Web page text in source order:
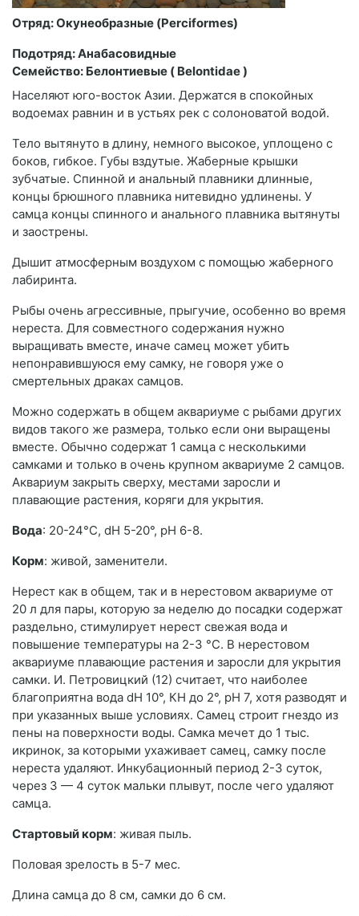
Отряд: Окунеобразные (Perciformes)
Подотряд: Анабасовидные
Семейство: Белонтиевые ( Belontidae )
Населяют юго-восток Азии. Держатся в спокойных
водоемах равнин и в устьях рек с солоноватой водой.
Тело вытянуто в длину, немного высокое, уплощено с
боков, гибкое. Губы вздутые. Жаберные крышки
зубчатые. Спинной и анальный плавники длинные,
концы брюшного плавника нитевидно удлинены. У
самца концы спинного и анального плавника вытянуты
и заострены.
Дышит атмосферным воздухом с помощью жаберного
лабиринта.
Рыбы очень агрессивные, прыгучие, особенно во время
нереста. Для совместного содержания нужно
выращивать вместе, иначе самец может убить
непонравившуюся ему самку, не говоря уже о
смертельных драках самцов.
Можно содержать в общем аквариуме с рыбами других
видов такого же размера, только если они выращены
вместе. Обычно содержат 1 самца с несколькими
самками и только в очень крупном аквариуме 2 самцов.
Аквариум закрыть сверху, местами заросли и
плавающие растения, коряги для укрытия.
Вода: 20-24°С, dH 5-20°, рН 6-8.
Корм: живой, заменители.
Нерест как в общем, так и в нерестовом аквариуме от
20 л для пары, которую за неделю до посадки содержат
раздельно, стимулирует нерест свежая вода и
повышение температуры на 2-3 °С. В нерестовом
аквариуме плавающие растения и заросли для укрытия
самки. И. Петровицкий (12) считает, что наиболее
благоприятна вода dH 10°, КН до 2°, рН 7, хотя разводят и
при указанных выше условиях. Самец строит гнездо из
пены на поверхности воды. Самка мечет до 1 тыс.
икринок, за которыми ухаживает самец, самку после
нереста удаляют. Инкубационный период 2-3 суток,
через 3 — 4 суток мальки плывут, после чего удаляют
самца.
Стартовый корм: живая пыль.
Половая зрелость в 5-7 мес.
Длина самца до 8 см, самки до 6 см.